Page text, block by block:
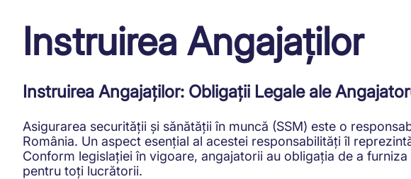
Instruirea Angajaților
Instruirea Angajaților: Obligații Legale ale
Asigurarea securității și sănătății în muncă (SSM) este o
România. Un aspect esențial al acestei responsabilități îl
Conform legislației în vigoare, angajatorii au obligația de a
pentru toți lucrătorii.